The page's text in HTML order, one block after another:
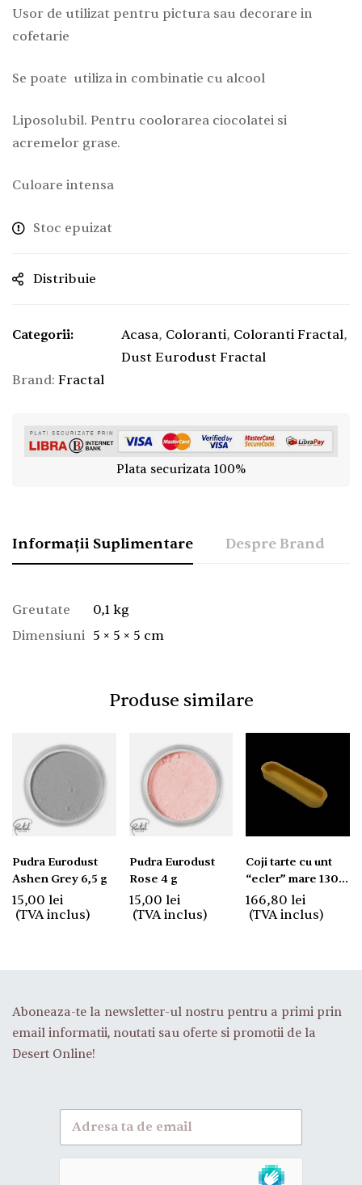
Usor de utilizat pentru pictura sau decorare in
cofetarie
Se poate utiliza in combinatie cu alcool
Liposolubil. Pentru coolorarea ciocolatei si
acremelor grase.
Culoare intensa
Stoc epuizat
Distribuie
Categorii: Acasa, Coloranti, Coloranti Fractal,
Dust Eurodust Fractal
Brand: Fractal
Plata securizata 100%
Informații Suplimentare Despre Brand
Greutate
0,1 kg
Dimensiuni 5 × 5 × 5 cm
Produse similare
Pudra Eurodust
Ashen Grey 6,5 g
15,00 lei
(TVA inclus)
Pudra Eurodust
Rose 4 g
15,00 lei
(TVA inclus)
Coji tarte cu unt
“ecler” mare 130
mm. 48 buc.
166,80lei
(TVA inclus)
Aboneaza-te la newsletter-ul nostru pentru a primi prin
email informatii, noutati sau oferte si promotii de la
Desert Online!
A
o
n